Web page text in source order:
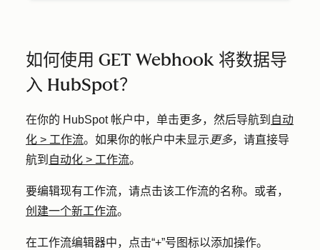
如何使用 GET Webhook 将数据导
入 HubSpot？
在你的 HubSpot 帐户中，单击更多，然后导航到 自动
化 > 工作流。如果你的帐户中未显示 更多，请直接导
航到 自动化 > 工作流。
要编辑现有工作流，请点击该工作流的名称。或者，
创建一个新工作流。
在工作流编辑器中，点击“+”号图标以添加操作。